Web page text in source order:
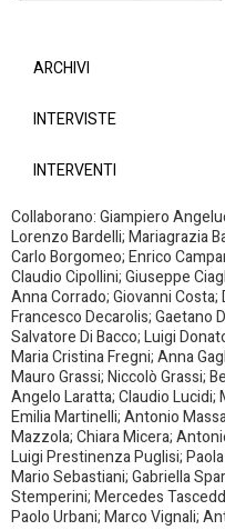
ARCHIVI
INTERVISTE
INTERVENTI
Collaborano: Giampiero
Lorenzo Bardelli; Mariagrazia
Carlo Borgomeo; Enrico
Claudio Cipollini; Giuseppe
Anna Corrado; Giovanni Costa;
Francesco Decarolis; Gaetano
Salvatore Di Bacco; Luigi
Maria Cristina Fregni; Anna
Mauro Grassi; Niccolò Grassi;
Angelo Laratta; Claudio
Emilia Martinelli; Antonio
Mazzola; Chiara Micera;
Luigi Prestinenza Puglisi;
Mario Sebastiani; Gabriella
Stemperini; Mercedes
Paolo Urbani; Marco Vignali;